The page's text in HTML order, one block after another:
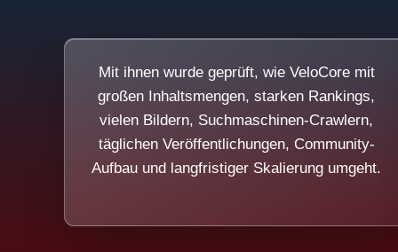
Mit ihnen wurde geprüft, wie VeloCore mit
großen Inhaltsmengen, starken Rankings,
vielen Bildern, Suchmaschinen-Crawlern,
täglichen Veröffentlichungen, Community-
Aufbau und langfristiger Skalierung umgeht.